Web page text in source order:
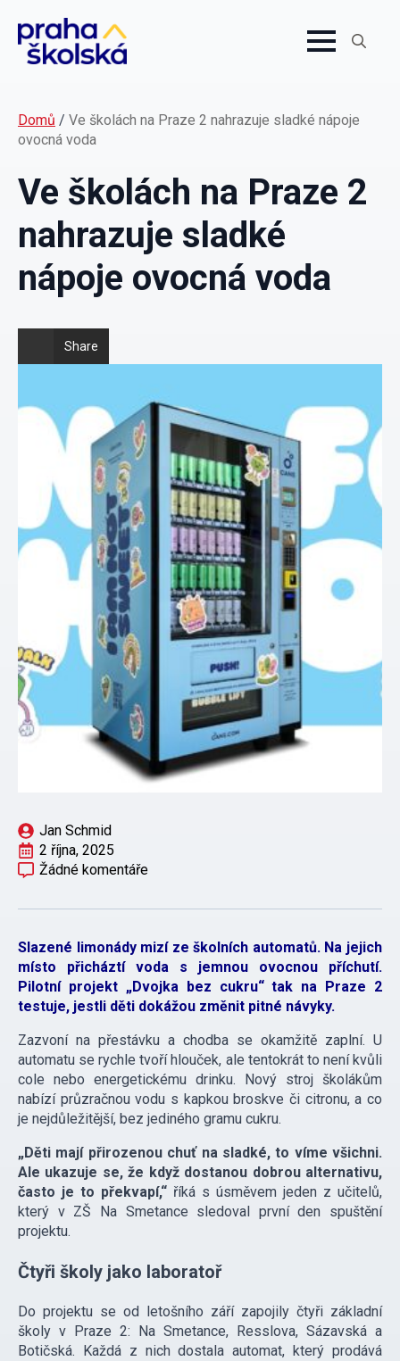
Domů / Ve školách na Praze 2 nahrazuje sladké nápoje
ovocná voda
Ve školách na Praze 2
nahrazuje sladké
nápoje ovocná voda
Share
Jan Schmid
2 října, 2025
Žádné komentáře
Slazené limonády mizí ze školních automatů. Na jejich
místo přicháztí voda s jemnou ovocnou příchutí.
Pilotní projekt „Dvojka bez cukru“ tak na Praze 2
testuje, jestli děti dokážou změnit pitné návyky.
Zazvoní na přestávku a chodba se okamžitě zaplní. U
automatu se rychle tvoří hlouček, ale tentokrát to není kvůli
cole nebo energetickému drinku. Nový stroj školákům
nabízí průzračnou vodu s kapkou broskve či citronu, a co
je nejdůležitější, bez jediného gramu cukru.
„Děti mají přirozenou chuť na sladké, to víme všichni.
Ale ukazuje se, že když dostanou dobrou alternativu,
často je to překvapí,“ říká s úsměvem jeden z učitelů,
který v ZŠ Na Smetance sledoval první den spuštění
projektu.
Čtyři školy jako laboratoř
Do projektu se od letošního září zapojily čtyři základní
školy v Praze 2: Na Smetance, Resslova, Sázavská a
Botičská. Každá z nich dostala automat, který prodává